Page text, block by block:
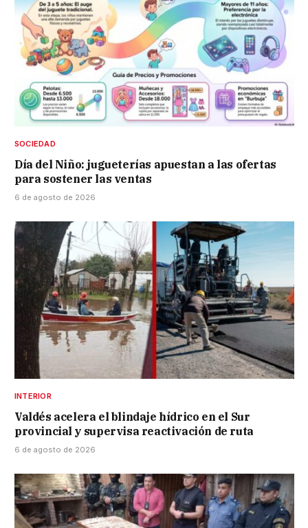
SOCIEDAD
Día del Niño: jugueterías apuestan a las ofertas
para sostener las ventas
6 de agosto de 2026
INTERIOR
Valdés acelera el blindaje hídrico en el Sur
provincial y supervisa reactivación de ruta
6 de agosto de 2026